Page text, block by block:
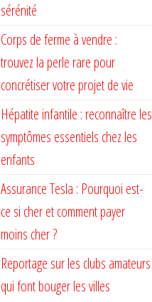
sérénité
Corps de ferme à vendre :
trouvez la perle rare pour
concrétiser votre projet de vie
Hépatite infantile : reconnaître les
symptômes essentiels chez les
enfants
Assurance Tesla : Pourquoi est-
ce si cher et comment payer
moins cher ?
Reportage sur les clubs amateurs
qui font bouger les villes